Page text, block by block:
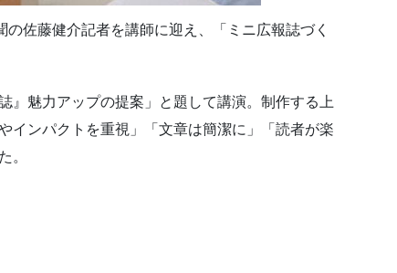
佐藤健介記者を講師に迎え、「ミニ広報誌づく
』魅力アップの提案」と題して講演。制作する上
インパクトを重視」「文章は簡潔に」「読者が楽
。